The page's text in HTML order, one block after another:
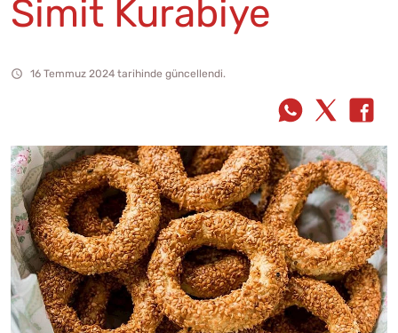
Simit Kurabiye
16 Temmuz 2024 tarihinde güncellendi.